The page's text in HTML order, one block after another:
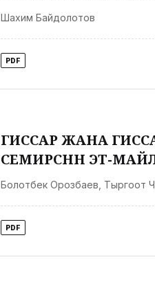
Шахим Байдолотов
PDF
ГИССАР ЖАНА
СЕМИРҮҮСҮНҮН ЭТ-
Болотбек Орозбаев Тыргоот
PDF